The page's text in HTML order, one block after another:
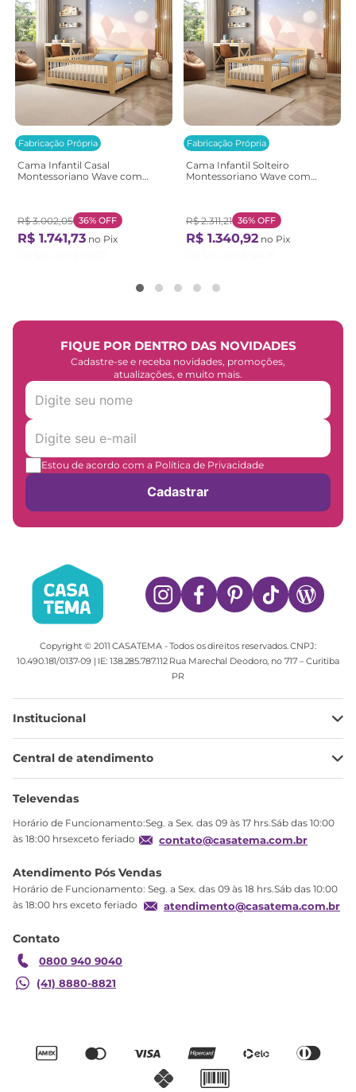
Fabricação Própria
Cama Infantil Casal
Montessoriano Wave com
Natural/Branco
R$ 3.002,05 36% OFF
R$ 1.741,73 no Pix
Fabricação Própria
Cama Infantil Solteiro
Montessoriano Wave com
Natural/Branco
R$ 2.311,21 36% OFF
R$ 1.340,92 no Pix
FIQUE POR DENTRO DAS NOVIDADES
Cadastre-se e receba novidades, promoções,
atualizações, e muito mais.
Estou de acordo com a Política de Privacidade
Cadastrar
Copyright © 2011 CASATEMA - Todos os direitos reservados. CNPJ:
10.490.181/0137-09 | IE: 138.285.787.112 Rua Marechal Deodoro, no 717 – Curitiba
PR
Institucional
Minha Conta
Meus pedidos
Troca
Garantia
Central de atendimento
Ajuda
Televendas
Horário de Funcionamento:Seg. a Sex. das 09 às 17 hrs.Sáb das 10:00
às 18:00 hrsexceto feriado
contato@casatema.com.br
Atendimento Pós Vendas
Horário de Funcionamento: Seg. a Sex. das 09 às 18 hrs.Sáb das 10:00
às 18:00 hrs exceto feriado
atendimento@casatema.com.br
Contato
0800 940 9040
(41) 8880-8821